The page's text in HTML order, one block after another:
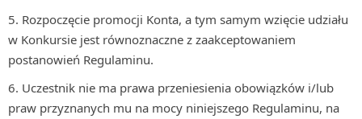
Rozpoczęcie promocji Konta, a tym samym wzięcie udziału
w Konkursie jest równoznaczne z zaakceptowaniem
postanowień Regulaminu.
Uczestnik nie ma prawa przeniesienia obowiązków i/lub
praw przyznanych mu na mocy niniejszego Regulaminu, na